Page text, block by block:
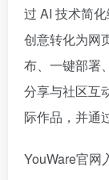
过 AI 技术简
创意转化为网
布、一键部署
分享与社区互
际作品，并通
YouWare官网